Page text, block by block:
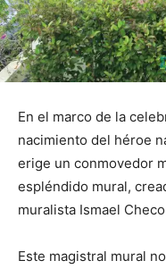
En el marco de la
nacimiento del héroe
erige un conmovedor
espléndido mural,
muralista Ismael
Este magistral mural